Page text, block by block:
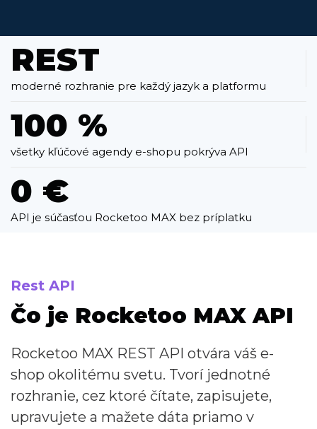
REST
moderné rozhranie pre každý jazyk a platformu
100 %
všetky kľúčové agendy e-shopu pokrýva API
0 €
API je súčasťou Rocketoo MAX bez príplatku
Rest API
Čo je Rocketoo MAX API
Rocketoo MAX REST API otvára váš e-
shop okolitému svetu. Tvorí jednotné
rozhranie, cez ktoré čítate, zapisujete,
upravujete a mažete dáta priamo v